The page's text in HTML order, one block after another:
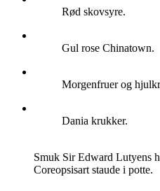
Rød skovsyre.
Gul rose Chinatown.
Morgenfruer og
Dania krukker.
Smuk Sir Edward Lutyens
Coreopsisart staude i potte.